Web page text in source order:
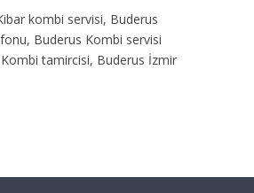
kombi servisi, Buderus
Buderus Kombi servisi
tamircisi, Buderus İzmir